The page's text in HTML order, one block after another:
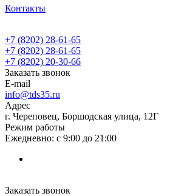
Контакты
+7 (8202) 28‑61-65
+7 (8202) 28‑61-65
+7 (8202) 20‑30-66
Заказать звонок
E-mail
info@tds35.ru
Адрес
г. Череповец, Боршодская улица, 12Г
Режим работы
Ежедневно: с 9:00 до 21:00
Заказать звонок